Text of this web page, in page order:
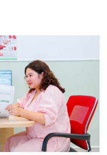
Podcast
Câu chuyện thời sự
Đọc truyện đêm khuya